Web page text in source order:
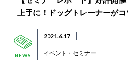
上手に！ドッグトレーナーが
NEWS
2021.6.17
イベント・セミナー